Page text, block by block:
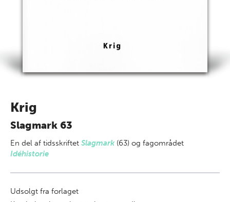
Krig
Slagmark 63
En del af tidsskriftet Slagmark (63) og fagområdet
Idéhistorie
Udsolgt fra forlaget